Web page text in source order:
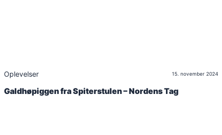
Oplevelser 15. november 2024
Galdhøpiggen fra Spiterstulen – Nordens Tag